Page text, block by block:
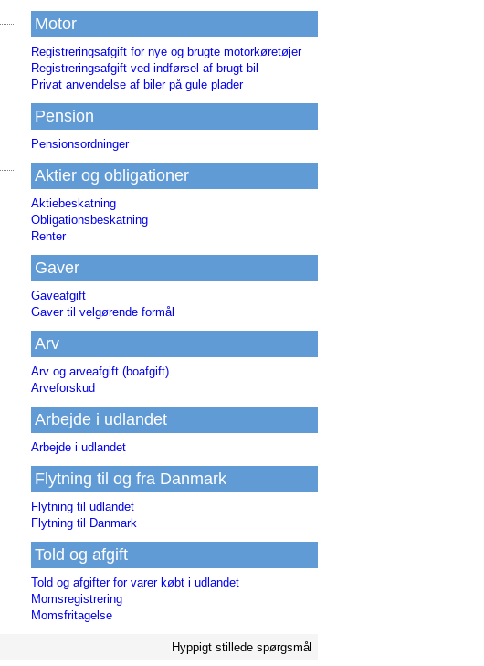
Motor
Registreringsafgift for nye og brugte motorkøretøjer
Registreringsafgift ved indførsel af brugt bil
Privat anvendelse af biler på gule plader
Pension
Pensionsordninger
Aktier og obligationer
Aktiebeskatning
Obligationsbeskatning
Renter
Gaver
Gaveafgift
Gaver til velgørende formål
Arv
Arv og arveafgift (boafgift)
Arveforskud
Arbejde i udlandet
Arbejde i udlandet
Flytning til og fra Danmark
Flytning til udlandet
Flytning til Danmark
Told og afgift
Told og afgifter for varer købt i udlandet
Momsregistrering
Momsfritagelse
Hyppigt stillede spørgsmål